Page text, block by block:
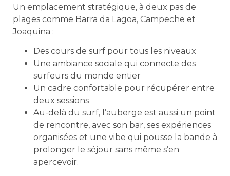
Un emplacement stratégique, à deux pas de
plages comme Barra da Lagoa, Campeche et
Joaquina :
Des cours de surf pour tous les niveaux
Une ambiance sociale qui connecte des
surfeurs du monde entier
Un cadre confortable pour récupérer entre
deux sessions
Au-delà du surf, l’auberge est aussi un point
de rencontre, avec son bar, ses expériences
organisées et une vibe qui pousse la bande à
prolonger le séjour sans même s’en
apercevoir.